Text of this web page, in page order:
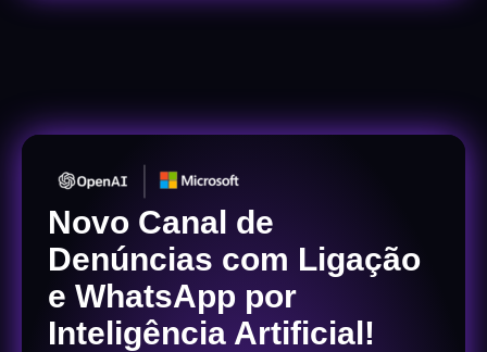
Novo Canal de
Denúncias com Ligação
e WhatsApp por
Inteligência Artificial!